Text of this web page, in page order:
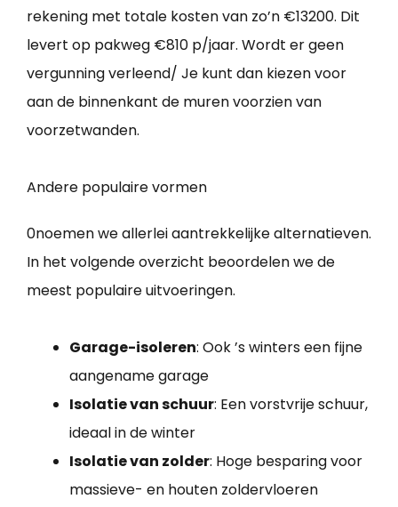
rekening met totale kosten van zo’n €13200. Dit
levert op pakweg €810 p/jaar. Wordt er geen
vergunning verleend/ Je kunt dan kiezen voor
aan de binnenkant de muren voorzien van
voorzetwanden.
Andere populaire vormen
0noemen we allerlei aantrekkelijke alternatieven.
In het volgende overzicht beoordelen we de
meest populaire uitvoeringen.
Garage-isoleren: Ook ’s winters een fijne
aangename garage
Isolatie van schuur: Een vorstvrije schuur,
ideaal in de winter
Isolatie van zolder: Hoge besparing voor
massieve- en houten zoldervloeren